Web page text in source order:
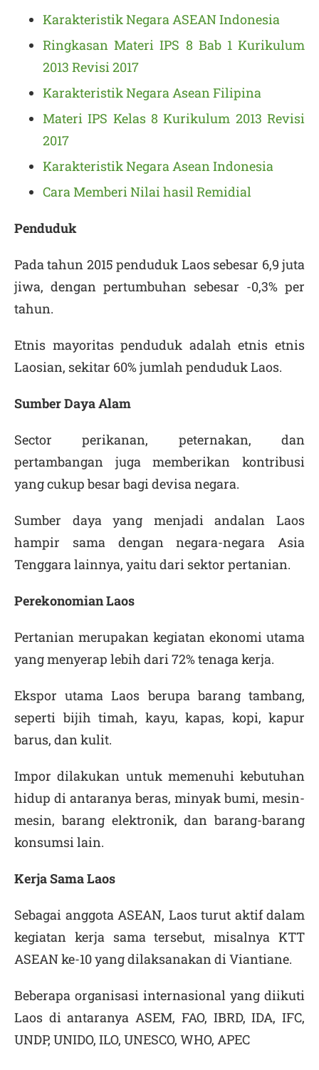
Karakteristik Negara ASEAN Indonesia
Ringkasan Materi IPS 8 Bab 1 Kurikulum
2013 Revisi 2017
Karakteristik Negara Asean Filipina
Materi IPS Kelas 8 Kurikulum 2013 Revisi
2017
Karakteristik Negara Asean Indonesia
Cara Memberi Nilai hasil Remidial
Penduduk
Pada tahun 2015 penduduk Laos sebesar 6,9 juta
jiwa, dengan pertumbuhan sebesar -0,3% per
tahun.
Etnis mayoritas penduduk adalah etnis etnis
Laosian, sekitar 60% jumlah penduduk Laos.
Sumber Daya Alam
Sector perikanan, peternakan, dan
pertambangan juga memberikan kontribusi
yang cukup besar bagi devisa negara.
Sumber daya yang menjadi andalan Laos
hampir sama dengan negara-negara Asia
Tenggara lainnya, yaitu dari sektor pertanian.
PerekonomianLaos
Pertanian merupakan kegiatan ekonomi utama
yang menyerap lebih dari 72% tenaga kerja.
Ekspor utama Laos berupa barang tambang,
seperti bijih timah, kayu, kapas, kopi, kapur
barus, dan kulit.
Impor dilakukan untuk memenuhi kebutuhan
hidup di antaranya beras, minyak bumi, mesin-
mesin, barang elektronik, dan barang-barang
konsumsi lain.
Kerja SamaLaos
Sebagai anggota ASEAN, Laos turut aktif dalam
kegiatan kerja sama tersebut, misalnya KTT
ASEAN ke-10 yang dilaksanakan di Viantiane.
Beberapa organisasi internasional yang diikuti
Laos di antaranya ASEM, FAO, IBRD, IDA, IFC,
UNDP, UNIDO, ILO, UNESCO, WHO, APEC